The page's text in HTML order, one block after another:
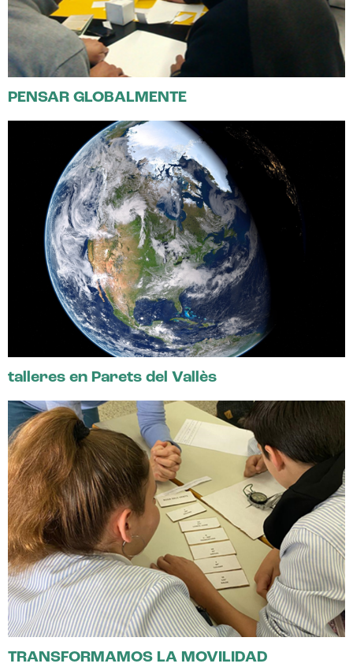
PENSAR GLOBALMENTE
talleres en Parets del Vallès
TRANSFORMAMOS LA MOVILIDAD